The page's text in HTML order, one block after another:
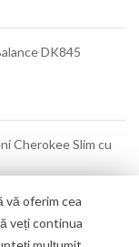
DK845
Cherokee Slim cu
vă oferim cea
veți continua